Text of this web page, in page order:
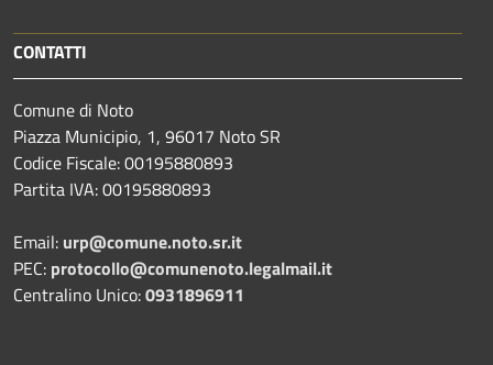
CONTATTI
Comune di Noto
Piazza Municipio, 1, 96017 Noto SR
Codice Fiscale: 00195880893
Partita IVA: 00195880893
Email: urp@comune.noto.sr.it
PEC: protocollo@comunenoto.legalmail.it
Centralino Unico:0931896911